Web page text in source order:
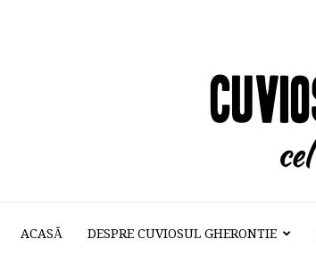
ACASĂ DESPRE CUVIOSUL GHERONTIE